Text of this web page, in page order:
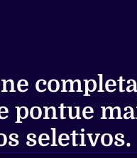
pontue
seletivos.